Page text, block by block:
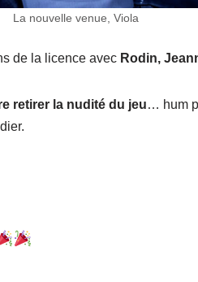
La nouvelle venue, Viola
de la licence avec Rodin,
retirer la nudité du jeu… hum